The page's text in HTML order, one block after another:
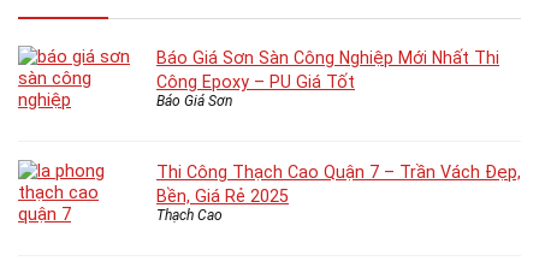
Báo Giá Sơn Sàn Công Nghiệp Mới Nhất Thi
Công Epoxy – PU Giá Tốt
Báo Giá Sơn
Thi Công Thạch Cao Quận 7 – Trần Vách Đẹp,
Bền, Giá Rẻ 2025
Thạch Cao